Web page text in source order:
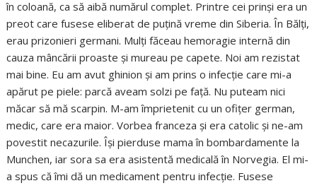
în coloană, ca să aibă numărul complet. Printre cei prinși era un
preot care fusese eliberat de puțină vreme din Siberia. În Bălți,
erau prizonieri germani. Mulți făceau hemoragie internă din
cauza mâncării proaste și mureau pe capete. Noi am rezistat
mai bine. Eu am avut ghinion și am prins o infecție care mi-a
apărut pe piele: parcă aveam solzi pe față. Nu puteam nici
măcar să mă scarpin. M-am împrietenit cu un ofițer german,
medic, care era maior. Vorbea franceza și era catolic și ne-am
povestit necazurile. Își pierduse mama în bombardamente la
Munchen, iar sora sa era asistentă medicală în Norvegia. El mi-
a spus că îmi dă un medicament pentru infecție. Fusese